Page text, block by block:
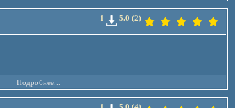
1 5.0 (2)
Подробнее...